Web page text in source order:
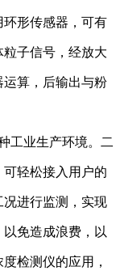
形传感器，可有
子信号，经放大
算，后输出与粉
工业生产环境。二
轻松接入用户的
况进行监测，实现
免造成浪费，以
检测仪的应用，